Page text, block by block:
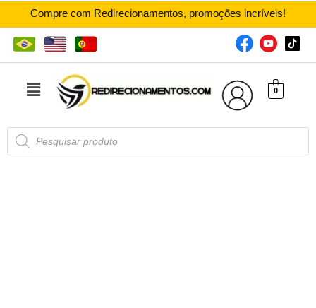
Compre com Redirecionamentos, promoções incríveis!
0